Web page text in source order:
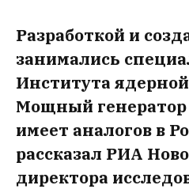
Разработкой и
занимались
Института
Мощный генератор
имеет аналогов в
рассказал РИА
директора